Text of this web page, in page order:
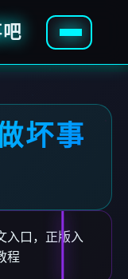
坏事
入口，正版入
程